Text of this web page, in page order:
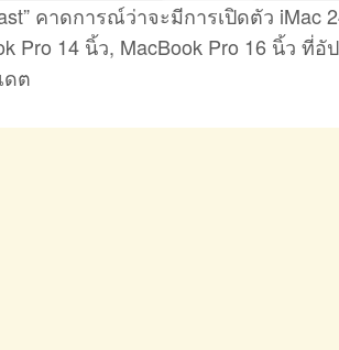
คาดการณ์ว่าจะมีการเปิดตัว
Pro 14 นิ้ว, MacBook Pro 16 นิ้ว ที่
ดต